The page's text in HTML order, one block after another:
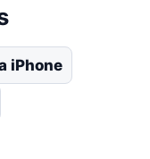
iPhone